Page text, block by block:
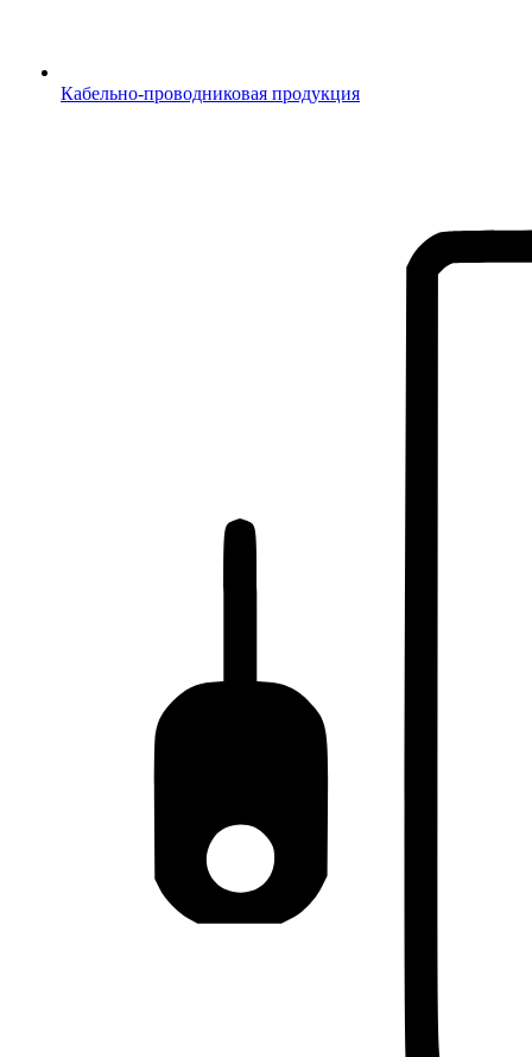
Кабельно-проводниковая продукция